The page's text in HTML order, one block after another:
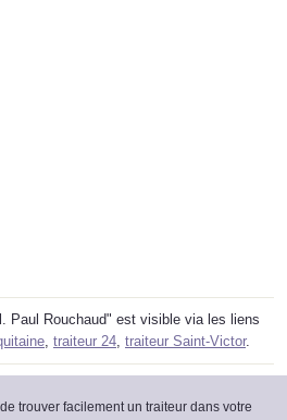
Paul Rouchaud" est visible via les liens
traiteur 24 traiteur Saint-Victor.
trouver facilement un traiteur dans votre